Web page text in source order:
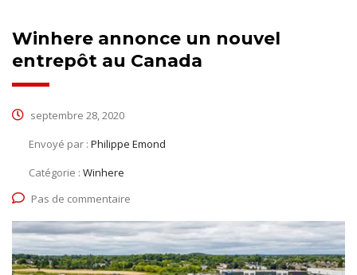
Winhere annonce un nouvel
entrepôt au Canada
septembre 28, 2020
Envoyé par : Philippe Emond
Catégorie : Winhere
Pas de commentaire